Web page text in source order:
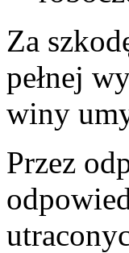
Za
pełnej
winy
Przez